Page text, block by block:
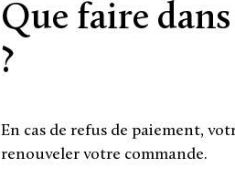
Que faire
?
En cas de refus de paiement,
renouveler votre commande.